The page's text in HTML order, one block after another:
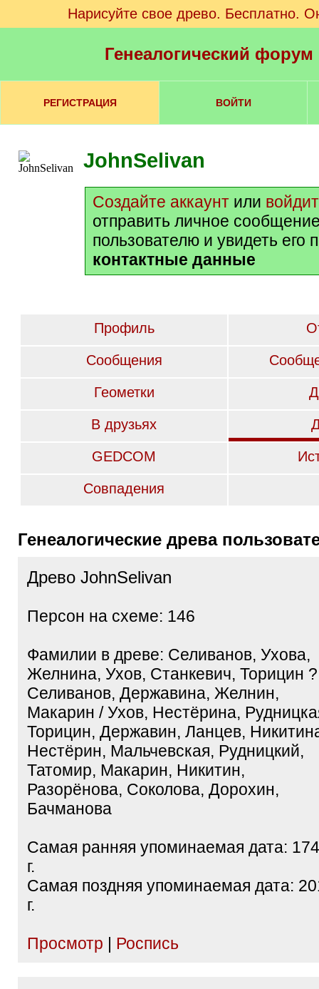
Нарисуйте свое древо. Бесплатно.
Генеалогический
РЕГИСТРАЦИЯ ВОЙТИ
JohnSelivan
Создайте аккаунт или
отправить личное
пользователю и увидеть его
контактные данные
Профиль
Сообщения
Геометки
В друзьях
GEDCOM
Совпадения
Генеалогические древа
Древо JohnSelivan
Персон на схеме: 146
Фамилии в древе: Селиванов, Ухова,
Желнина, Ухов, Станкевич, Торицин ?
Селиванов, Державина, Желнин,
Макарин / Ухов, Нестёрина,
Торицин, Державин, Ланцев,
Нестёрин, Мальчевская, Рудницкий,
Татомир, Макарин, Никитин,
Разорёнова, Соколова, Дорохин,
Бачманова
Самая ранняя упоминаемая дата:
г.
Самая поздняя упоминаемая дата:
г.
Просмотр | Роспись